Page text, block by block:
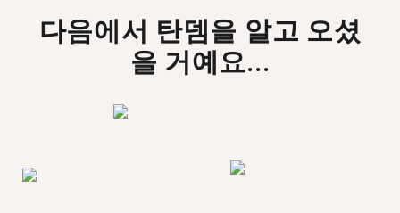
다음에서 탄뎀을 알고 오셨
을 거예요...